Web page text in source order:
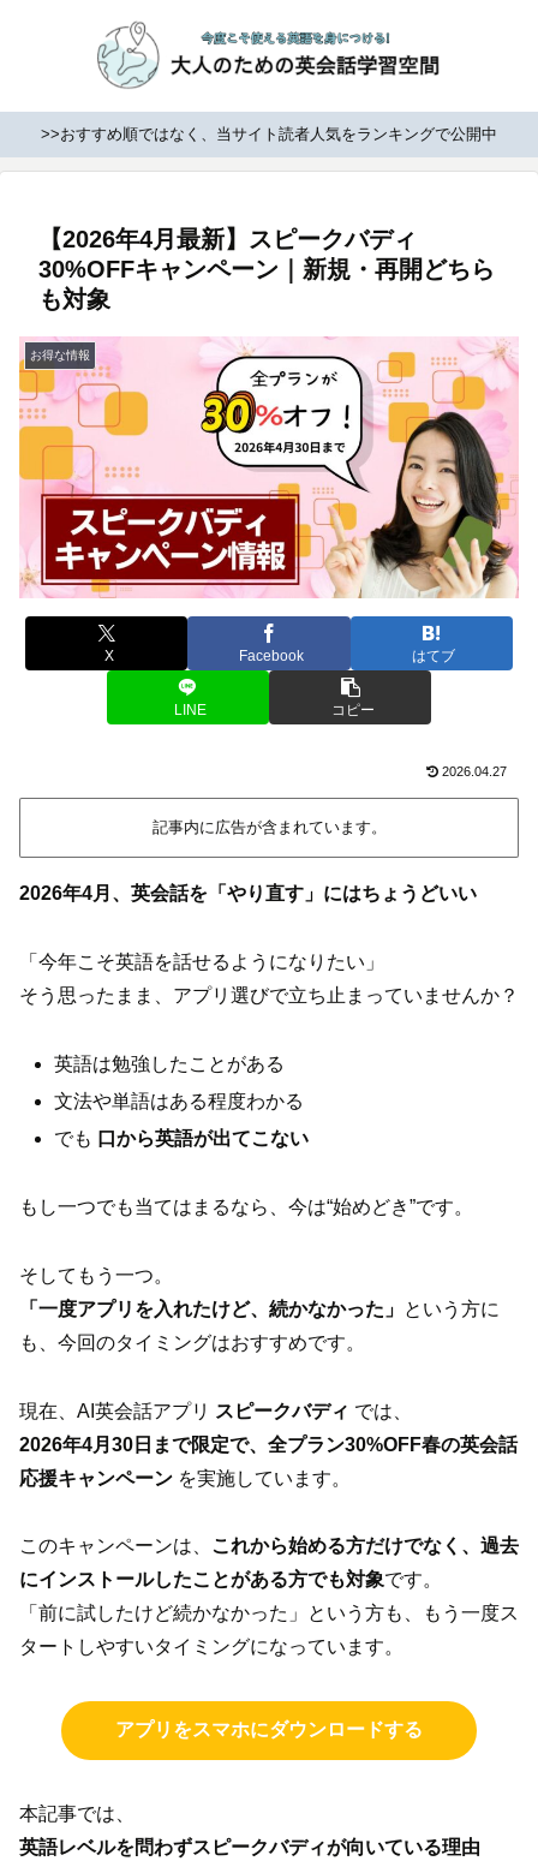
>>おすすめ順ではなく、当サイト読者人気をランキングで公開中
【2026年4月最新】スピークバディ
30%OFFキャンペーン｜新規・再開どちら
も対象
お得な情報
X Facebook はてブ
LINE コピー
2026.04.27
記事内に広告が含まれています。
2026年4月、英会話を「やり直す」にはちょうどいい
「今年こそ英語を話せるようになりたい」
そう思ったまま、アプリ選びで立ち止まっていませんか？
英語は勉強したことがある
文法や単語はある程度わかる
でも 口から英語が出てこない
もし一つでも当てはまるなら、今は“始めどき”です。
そしてもう一つ。
「一度アプリを入れたけど、続かなかった」 という方に
も、今回のタイミングはおすすめです。
現在、AI英会話アプリ スピークバディ では、
2026年4月30日まで限定で、全プラン30%OFF春の英会話
応援キャンペーン を実施しています。
このキャンペーンは、
これから始める方だけでなく、過去
にインストールしたことがある方でも対象です。
「前に試したけど続かなかった」という方も、もう一度ス
タートしやすいタイミングになっています。
アプリをスマホにダウンロードする
本記事では、
英語レベルを問わずスピークバディが向いている理由